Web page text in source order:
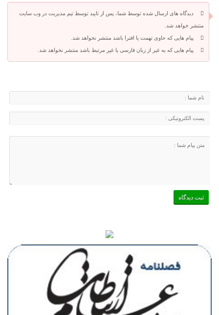
دیدگاه های ارسال شده توسط شما، پس از تایید توسط تیم مدیریت در وب سایت
منتشر خواهد شد.
پیام هایی که حاوی تهمت یا افترا باشد منتشر نخواهد شد.
پیام هایی که به غیر از زبان فارسی یا غیر مرتبط باشد منتشر نخواهد شد.